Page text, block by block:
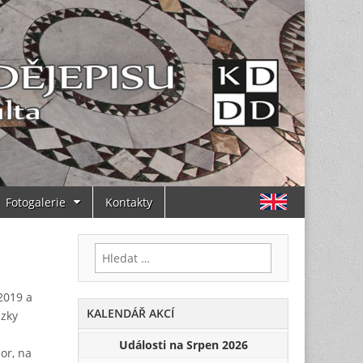
Fotogalerie Kontakty
a
na
Vyhledávání
KALENDÁŘ AKCÍ
Události na Srpen 2026